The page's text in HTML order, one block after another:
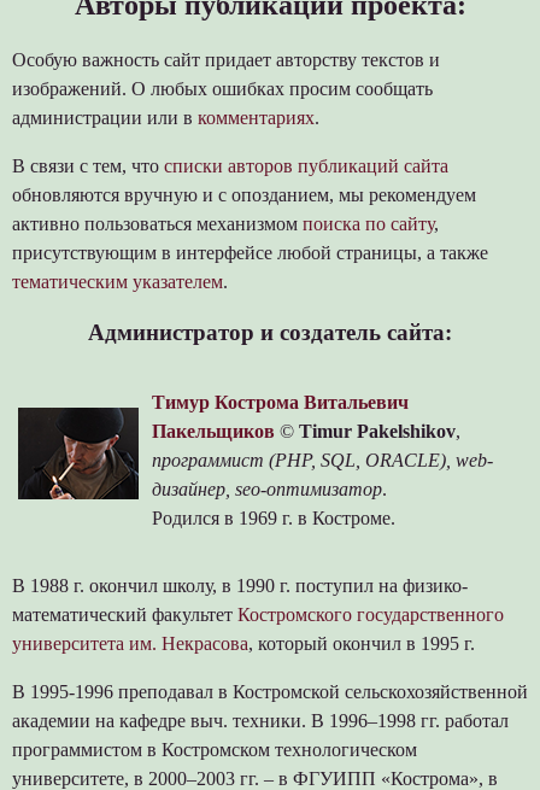
Особую важность сайт придает авторству текстов и
изображений. О любых ошибках просим сообщать
администрации или в комментариях.
В связи с тем, что списки авторов публикаций сайта
обновляются вручную и с опозданием, мы рекомендуем
активно пользоваться механизмом поиска по сайту,
присутствующим в интерфейсе любой страницы, а также
тематическим указателем.
Администратор и создатель сайта:
Тимур Кострома Витальевич
Пакельщиков © Timur Pakelshikov,
программист (PHP, SQL, ORACLE), web-
дизайнер, seo-оптимизатор.
Родился в 1969 г. в Костроме.
В 1988 г. окончил школу, в 1990 г. поступил на физико-
математический факультет Костромского государственного
университета им. Некрасова, который окончил в 1995 г.
В 1995-1996 преподавал в Костромской сельскохозяйственной
академии на кафедре выч. техники. В 1996–1998 гг. работал
программистом в Костромском технологическом
университете, в 2000–2003 гг. – в ФГУИПП «Кострома», в